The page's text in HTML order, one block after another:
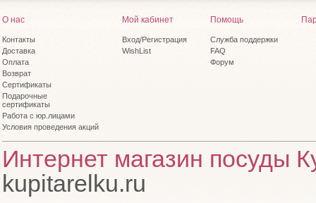
О нас
Контакты
Доставка
Оплата
Возврат
Сертификаты
Подарочные
сертификаты
Работа с юр.лицами
Условия проведения акций
Мой кабинет
Вход/Регистрация
WishList
Помощь
Служба поддержки
FAQ
Форум
Интернет магазин посуды
kupitarelku.ru